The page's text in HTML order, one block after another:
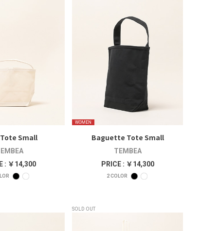
Small
: ￥14,300
WOMEN
Baguette Tote Small
TEMBEA
PRICE : ￥14,300
2COLOR
SOLD OUT